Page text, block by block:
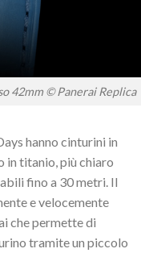
42mm © Panerai Replica
hanno cinturini in
in titanio, più chiaro
fino a 30 metri. Il
e velocemente
che permette di
tramite un piccolo